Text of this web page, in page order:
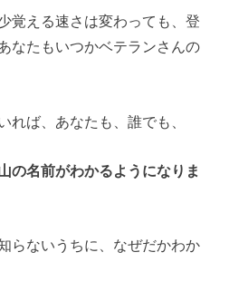
覚える速さは変わっても、登
なたもいつかベテランさんの
れば、あなたも、誰でも、
の名前がわかるようになりま
らないうちに、なぜだかわか